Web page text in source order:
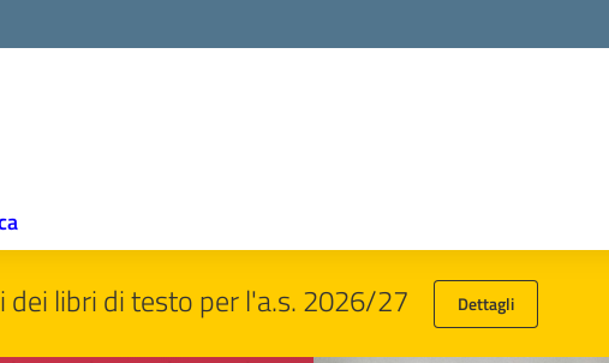
dei libri di testo per l'a.s. 2026/27 Dettagli